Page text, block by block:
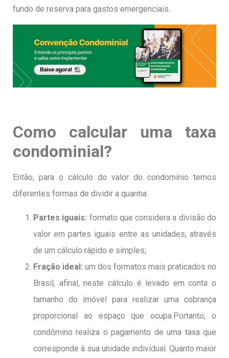
fundo de reserva para gastos emergenciais.
Como calcular uma taxa
condominial?
Então, para o cálculo do valor do condomínio temos
diferentes formas de dividir a quantia:
Partes iguais: formato que considera a divisão do
valor em partes iguais entre as unidades, através
de um cálculo rápido e simples;
Fração ideal: um dos formatos mais praticados no
Brasil, afinal, neste cálculo é levado em conta o
tamanho do imóvel para realizar uma cobrança
proporcional ao espaço que ocupa. Portanto, o
condômino realiza o pagamento de uma taxa que
corresponde à sua unidade individual. Quanto maior